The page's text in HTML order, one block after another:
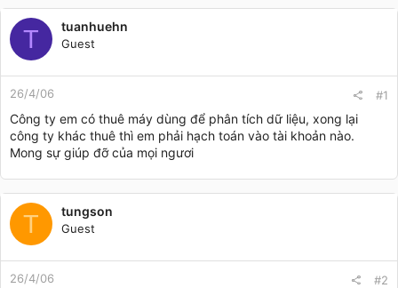
r
T tuanhuehn
Guest
26/4/06 #1
Công ty em có thuê máy dùng để phân tích dữ liệu, xong lại
công ty khác thuê thì em phải hạch toán vào tài khoản nào.
Mong sự giúp đỡ của mọi ngươi
T tungson
Guest
26/4/06 #2